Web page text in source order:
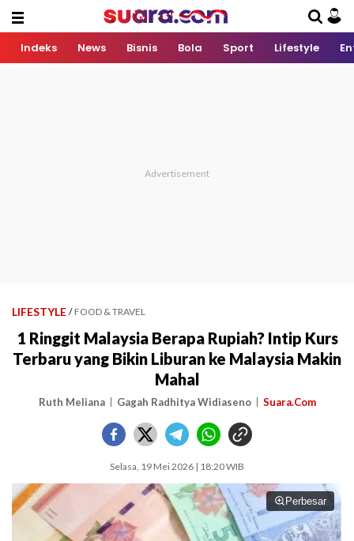
Indeks News Bisnis Bola Sport Lifestyle
LIFESTYLE / FOOD & TRAVEL
1 Ringgit Malaysia Berapa Rupiah? Intip Kurs
Terbaru yang Bikin Liburan ke Malaysia Makin
Mahal
Ruth Meliana Gagah Radhitya Widiaseno Suara.Com
Selasa, 19 Mei 2026 | 18:20 WIB
Perbesar